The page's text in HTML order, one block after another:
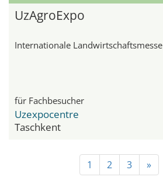
UzAgroExpo
Internationale Landwirtschaftsmesse
für Fachbesucher
Uzexpocentre
Taschkent
1 2 3 »